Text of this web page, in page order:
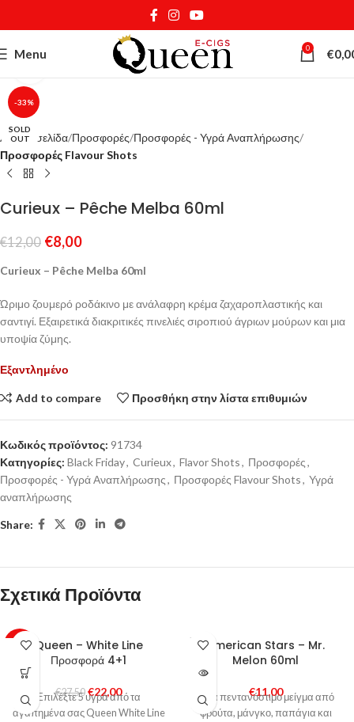
Menu 0 €
-33%
SOLD
OUT
Κάντε κλικ για μεγέθυνση
Αρχική σελίδα Προσφορές Προσφορές - Υγρά Αναπλήρωσης
Προσφορές Flavour Shots
Curieux – Pêche Melba 60ml
€12,00 €8,00
Curieux – Pêche Melba 60ml
Ώριμο ζουμερό ροδάκινο με ανάλαφρη κρέμα ζαχαροπλαστικής και
σαντιγί. Εξαιρετικά διακριτικές πινελιές σιροπιού άγριων μούρων και μια
υποψία ζύμης.
Εξαντλημένο
Add to compare Προσθήκη στην λίστα επιθυμιών
Κωδικός προϊόντος: 91734
Κατηγορίες: Black Friday, Curieux, Flavor Shots, Προσφορές,
Προσφορές - Υγρά Αναπλήρωσης, Προσφορές Flavour Shots, Υγρά
αναπλήρωσης
Share:
Σχετικά Προϊόντα
-20%
Queen – White Line
Προσφορά 4+1
€27,50 €22,00
Επιλέξτε 5 υγρά από τα
αγαπημένα σας Queen White Line
SOLD
OUTAmerican Stars – Mr.
Melon 60ml
€11,00
Ένα πεντανόστιμο μείγμα από
φρούτα, μάνγκο, παπάγια και